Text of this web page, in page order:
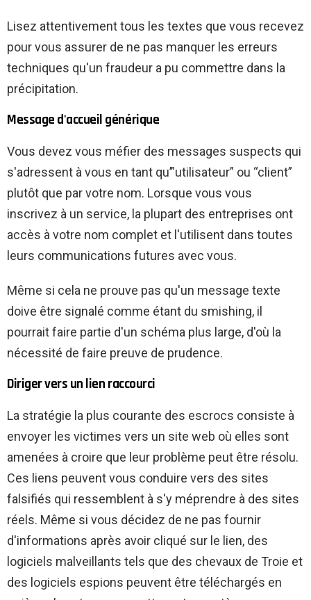
Lisez attentivement tous les textes que vous recevez
pour vous assurer de ne pas manquer les erreurs
techniques qu'un fraudeur a pu commettre dans la
précipitation.
Message d'accueil générique
Vous devez vous méfier des messages suspects qui
s'adressent à vous en tant qu’”utilisateur” ou “client”
plutôt que par votre nom. Lorsque vous vous
inscrivez à un service, la plupart des entreprises ont
accès à votre nom complet et l'utilisent dans toutes
leurs communications futures avec vous.
Même si cela ne prouve pas qu'un message texte
doive être signalé comme étant du smishing, il
pourrait faire partie d'un schéma plus large, d'où la
nécessité de faire preuve de prudence.
Diriger vers un lien raccourci
La stratégie la plus courante des escrocs consiste à
envoyer les victimes vers un site web où elles sont
amenées à croire que leur problème peut être résolu.
Ces liens peuvent vous conduire vers des sites
falsifiés qui ressemblent à s'y méprendre à des sites
réels. Même si vous décidez de ne pas fournir
d'informations après avoir cliqué sur le lien, des
logiciels malveillants tels que des chevaux de Troie et
des logiciels espions peuvent être téléchargés en